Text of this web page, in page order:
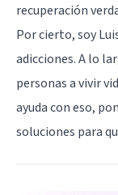
recuperación
Por cierto, soy
adicciones. A lo
personas a vivir
ayuda con eso,
soluciones para